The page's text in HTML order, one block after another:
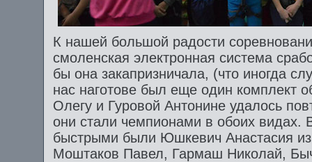
К нашей большой радости
смоленская электронная система
бы она закапризничала, (что иногда
нас наготове был еще один комплект
Олегу и Гуровой Антонине удалось
они стали чемпионами в обоих видах.
быстрыми были Юшкевич Анастасия
Моштаков Павел, Гармаш Николай,